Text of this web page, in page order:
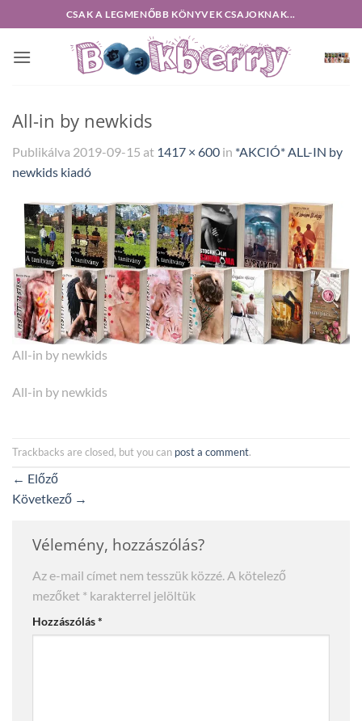
to
content
CSAK A LEGMENŐBB KÖNYVEK CSAJOKNAK...
All-in by newkids
Publikálva 2019-09-15 at 1417 × 600 in *AKCIÓ* ALL-IN by
newkids kiadó
All-in by newkids
All-in by newkids
Trackbacks are closed, but you can post a comment.
← Előző
Következő →
Vélemény, hozzászólás?
Az e-mail címet nem tesszük közzé. A kötelező
mezőket * karakterrel jelöltük
Hozzászólás*